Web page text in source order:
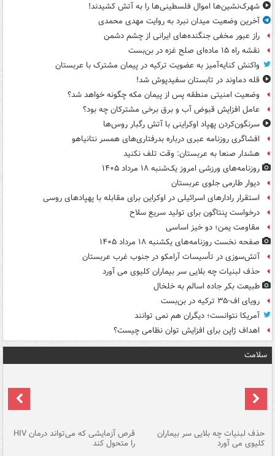
شهرک‌نشین‌ها اموال فلسطینی‌ها را به آتش کشیدند!
آخرین وضعیت میدان نبرد به روایت مهدی محمدی
راز عبور مخفی جنگنده‌های ایرانی از چشم دشمن
نقشه راه ۱۵ ماده‌ای صلح غزه در بن‌بست
واکنش کنایه‌آمیز به عضویت ترکیه در پیمان مشترک با عربستان
قله دماوند در تابستان سفیدپوش شد!
وضعیت امنیتی منطقه پس از پیمان مکه چگونه خواهد شد؟
عامل افزایش قبوض آب و برق برخی مشترکان چه بود؟
سرنگون‌کردن پهپاد اوکراینی با آتش رگبار روس‌ها
افشاگری روزنامه عبری درباره بدرفتاری‌های همسر نتانیاهو
هشدار صنعا به عربستان: وقت تلف نکنید
روزنامه‌های ورزشی امروز یک‌شنبه ۱۸ مرداد ۱۴۰۵
دیوار طارمی جلوی عربستان
استقرار رادارهای اسرائیلی در اوکراین برای مقابله با پهپادهای روسی
درخواست پنتاگون برای تولید سریع سلاح
مقاومت یمن؛ دو خیز اساسی
صفحه نخست روزنامه‌های یکشنبه ۱۸ مرداد ۱۴۰۵
آتش‌سوزی در تأسیسات آرامکو در جنوب غرب عربستان
حذف لبنیات چه بلایی سر بیماران کلیوی می آورد
طبیعت بکر جاده اسالم به خلخال
رویای اف-۳۵ ترکیه در بن‌بست
آمریکا نتوانست؛ دیگران هم نمی توانند
اهداف ژاپن برای افزایش توان نظامی چیست؟
سلامت
حذف لبنیات چه بلایی سر بیماران
کلیوی می آورد
قرص آزمایشی که می‌تواند درمان HIV
را متحول کند